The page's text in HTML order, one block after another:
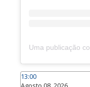
13:00